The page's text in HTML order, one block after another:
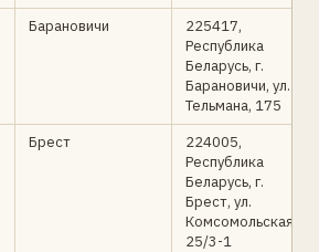
Барановичи
225417,
Республика
Беларусь, г.
Барановичи, ул.
Тельмана, 175
Брест
224005,
Республика
Беларусь, г.
Брест, ул.
Комсомольская,
25/3-1